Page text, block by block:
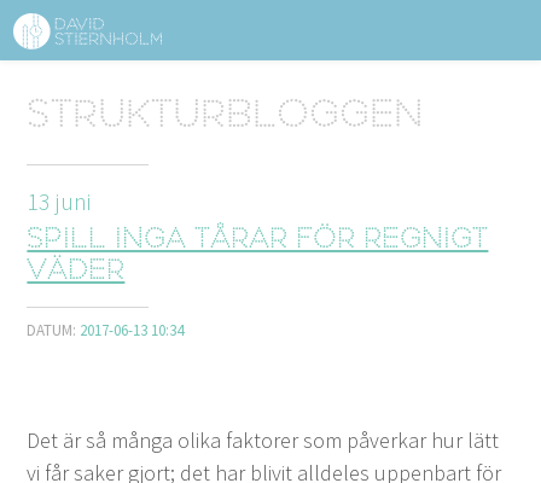
Sidhuvud
Navigering
FÖRELÄSNINGAR
BLOGG SHOP KUNDER PRESS SÖK
Strukturbloggen
13 juni
Spill inga tårar för regnigt
väder
DATUM: 2017-06-13 10:34
Det är så mån­ga oli­ka fak­tor­er som påverkar hur lätt
vi får sak­er gjort; det har bliv­it allde­les uppen­bart för